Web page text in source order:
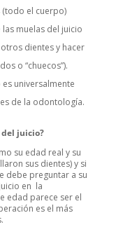
(todo el cuerpo)
muelas del juicio
dientes y hacer
o “chuecos”).
universalmente
de la odontología.
juicio?
su edad real y su
sus dientes) y si
debe preguntar a su
en la
edad parece ser el
es el más